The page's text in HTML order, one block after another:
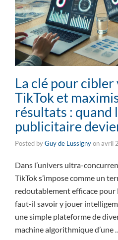
La clé pour cibler
TikTok et
résultats : quand
publicitaire
Posted byGuy de Lussignyonavril
Dans l’univers ultra-
TikTok s’impose comme un
redoutablement efficace pour
faut-il savoir y jouer
une simple plateforme de
machine algorithmique d’une